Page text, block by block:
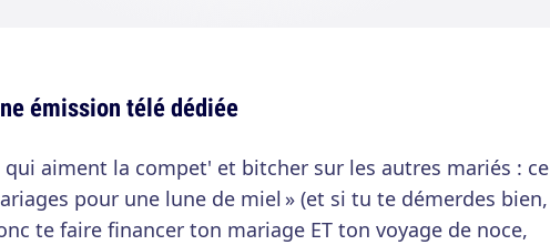
émission télé dédiée
qui aiment la compet' et bitcher sur les autres mariés : ce
pour une lune de miel » (et si tu te démerdes bien,
te faire financer ton mariage ET ton voyage de noce,